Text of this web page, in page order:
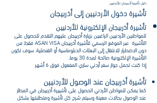
دليل تأشيرة أذربيجان للأردنيين
تأشيرة دخول الأردنيين إلى أذربيجان
تأشيرة أذربيجان الإلكترونية للأردنيين
للمواطنين الأردنيين الراغبين بزيارة أذربيجان عليهم التقدم للحصول على
التأشيرة عبر الموقع الرسمي لتأشيرة أذربيجان ASAN VISA فقط من
دون الاضطرار للانتقال إلى البعثات الدبلوماسية أو القنصلية. سوف تكون
التأشيرة الإلكترونية صالحة لمدة 30 يوما.
إذا كنت تحمل جواز سفر أردني ساري المفعول فوق 6 أشهر
تأشيرة أذربيجان عند الوصول للأردنيين
كما يمكن للمواطن الأردني الحصول على تأشييرة أذربيجان في المطار
عند الوصول بحالات معينة وسيتم شرح كل تأشيرة ومتطلبتها بشكل